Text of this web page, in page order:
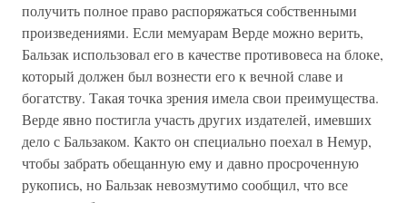
получить полное право распоряжаться собственными
произведениями. Если мемуарам Верде можно верить,
Бальзак использовал его в качестве противовеса на блоке,
который должен был вознести его к вечной славе и
богатству. Такая точка зрения имела свои преимущества.
Верде явно постигла участь других издателей, имевших
дело с Бальзаком. Както он специально поехал в Немур,
чтобы забрать обещанную ему и давно просроченную
рукопись, но Бальзак невозмутимо сообщил, что все